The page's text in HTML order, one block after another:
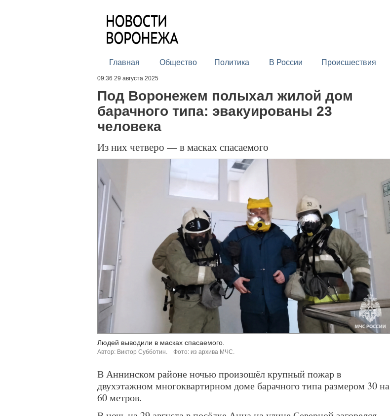
Главная Общество Политика В России Происшествия
09:36 29 августа 2025
Под Воронежем полыхал жилой дом
барачного типа: эвакуированы 23
человека
Из них четверо — в масках спасаемого
Людей выводили в масках спасаемого.
Автор: Виктор Субботин. Фото: из архива МЧС.
В Аннинском районе ночью произошёл крупный пожар в
двухэтажном многоквартирном доме барачного типа размером 30 на
60 метров.